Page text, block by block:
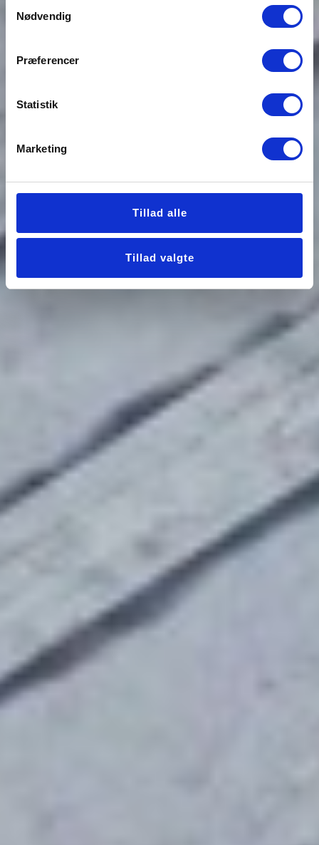
Nødvendig
Præferencer
Statistik
Marketing
Tillad alle
Tillad valgte